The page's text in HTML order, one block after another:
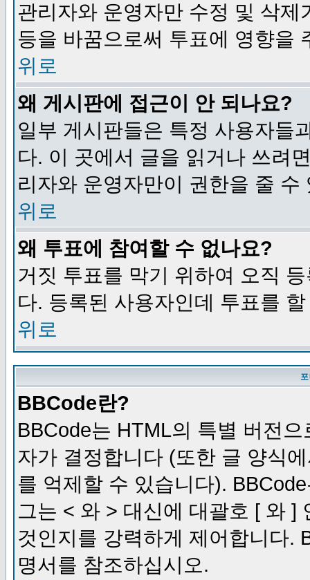
관리자와 운영자만 수정 및 삭
등을 바꿈으로써 투표에 영향을
위로
왜 게시판에 접근이 안 되나요?
일부 게시판들은 특정 사용자들
다. 이 곳에서 글을 읽거나 쓰려
리자와 운영자만이 권한을 줄
위로
왜 투표에 참여할 수 없나요?
거짓 투표를 막기 위하여 오직
다. 등록된 사용자인데 투표를
위로
BBCode란?
BBCode는 HTML의 특별 버전
자가 결정합니다 (또한 글 양식
를 억제할 수 있습니다).
그는 < 와 > 대신에 대괄호 [ 와 ]
것인지를 강력하게 제어합니다.
명서를 참조하십시오.